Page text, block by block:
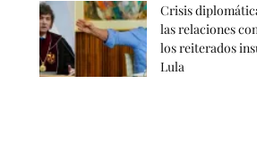
Crisis
las relaciones
los reiterados
Lula